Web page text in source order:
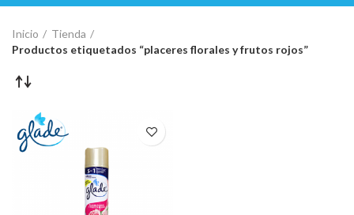
Inicio
Tienda
Productos etiquetados “placeres florales y frutos rojos”